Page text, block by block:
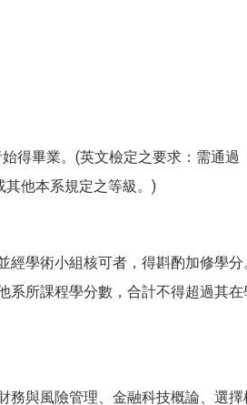
得畢業。(英文檢定之要求：需通過
他本系規定之等級。)
學術小組核可者，得斟酌加修學分
所課程學分數，合計不得超過其
與風險管理、金融科技概論、選擇